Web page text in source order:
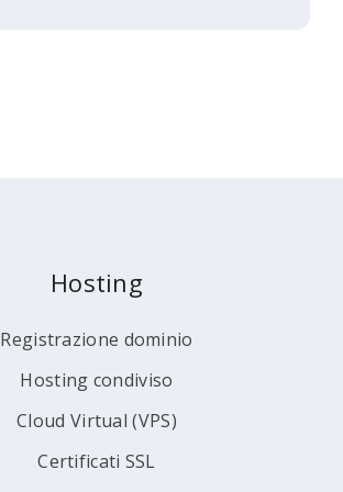
Hosting
Registrazione dominio
Hosting condiviso
Cloud Virtual (VPS)
Certificati SSL